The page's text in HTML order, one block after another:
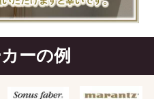
ーの例